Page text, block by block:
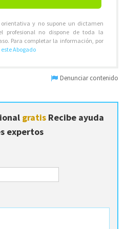
orientativa y no supone un dictamen
profesional no dispone de toda la
Para completar la información, por
Abogado
Denunciar contenido
gratis Recibe ayuda
expertos